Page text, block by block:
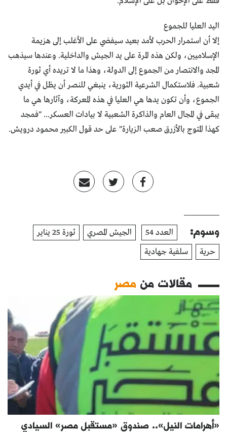
اليد العليا للجموع
إلا أن استمرار الحرب لأمد بعيد سيفضي على الأغلب إلى هزيمة
الإسلاميين، ولكن هذه المرة على يد الجيش والداخلية. وعندها سيذهب
المجد والانتصار من الجموع إلى الدولة، وهذا ما لا تريده أي ثورة
شعبية. فلاستكمال الشرعية الثورية، ينبغي للنصر أن يظل في أيدي
الجموع، وأن تكون يدها هي العليا في هذه المعركة، وآثارها هي ما
يبقى في المجال العام والذاكرة الشعبية لا بيادات العسكر... "فمجد
كهذا المتوج بالأزرق صعب الزيارة" على حد قول الكبير محمود درويش.
وسوم: العدد 54 الجيش المصري
ثورة 25 يناير
حرية
سلفية جهادية
مقالات منمصر
«أهرامات النيل».. صندوق «مستقبل مصر» السيادي